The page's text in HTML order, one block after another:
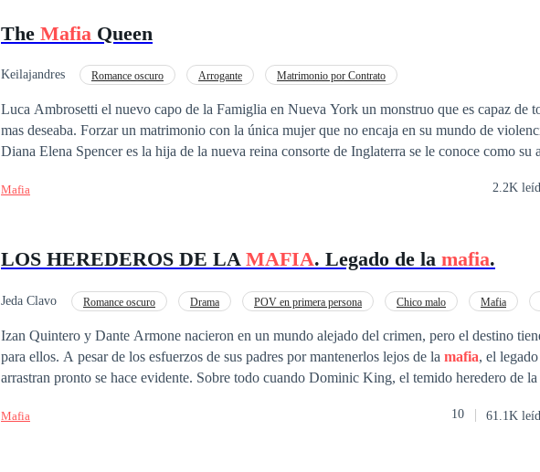
se ama! ¿Serán capaces de afrontar las consecuencias? ¿Sera capaz el amor de vencer un
romance.
The Mafia Queen
Keilajandres Romance oscuro Arrogante Matrimonio por Contrato
Luca Ambrosetti el nuevo capo de la Famiglia en Nueva York un monstruo que es capaz de
mas deseaba. Forzar un matrimonio con la única mujer que no encaja en su mundo de
Diana Elena Spencer es la hija de la nueva reina consorte de Inglaterra se le conoce como su alteza real la
nadie sabia era que su padrastro un ser despiadado era también un capo de la
en
famosa del mundo? ¿Podrá el amor ser mas fuerte que el odio?
Mafia 2.2K
LOS HEREDEROS DE LA MAFIA. Legado de la mafia.
Jeda Clavo Romance oscuro Drama POV en primera persona Chico malo Mafia
Izan Quintero y Dante Armone nacieron en un mundo alejado del crimen, pero el destino
para ellos. A pesar de los esfuerzos de sus padres por mantenerlos lejos de la mafia, el
arrastran pronto se hace evidente. Sobre todo cuando Dominic King, el temido heredero de la
Armone. Ella es la joven que lleva consigo las dos sangres culpables de su desgracia, y
Mafia 10 61.1K